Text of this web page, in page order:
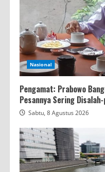
Nasional
Pengamat: Prabowo
Pesannya Sering
Sabtu, 8 Agustus 2026